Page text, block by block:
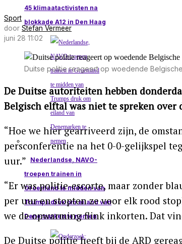
45 klimaatactivisten na
blokkade A12 in Den Haag
Nederlandse, NAVO-
troepen trainen in
Groenland te midden van
Trumps druk om eiland van
Denemarken te nemen
Sport
door Stefan Vermeer
juni 28 11:02
Duitse politie reageert op woedende
De Duitse autoriteiten hebben
Belgisch elftal was niet te spreken over
“Hoe we hier gearriveerd zijn, de
persconferentie na het 0-0-gelijkspel
uur.”
“Er was politie-escorte, maar zonder
per uur en stopten ze voor elk rood
we de opwarming flink inkorten. Dat
De Duitse politie heeft bij de ARD